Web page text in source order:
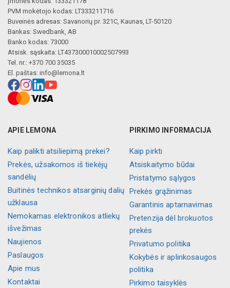
PVM mokėtojo kodas: LT333211716
Buveinės adresas: Savanorių pr. 321C, Kaunas, LT-50120
Bankas: Swedbank, AB
Banko kodas: 73000
Atsisk. sąskaita: LT437300010002507993
Tel. nr.: +370 700 35035
El. paštas: info@lemona.lt
APIE LEMONA
Kaip palikti atsiliepimą prekei?
Prekės, užsakomos iš tiekėjų
sandėlių
Buitinės technikos atsarginių dalių
užklausa
Nemokamas elektronikos atliekų
išvežimas
Naujienos
Paslaugos
Apie mus
Kontaktai
PIRKIMO INFORMACIJA
Kaip pirkti
Atsiskaitymo būdai
Pristatymo sąlygos
Prekės grąžinimas
Garantinis aptarnavimas
Pretenzija dėl brokuotos
prekės
Privatumo politika
Kokybės ir aplinkosaugos
politika
Pirkimo taisyklės